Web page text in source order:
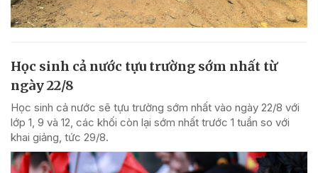
Học sinh cả nước tựu trường sớm nhất từ
ngày 22/8
Học sinh cả nước sẽ tựu trường sớm nhất vào ngày 22/8 với
lớp 1, 9 và 12, các khối còn lại sớm nhất trước 1 tuần so với
khai giảng, tức 29/8.